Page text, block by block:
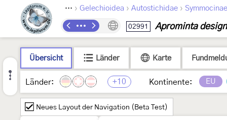
Lepidoptera › Gelechioidea › Autostichidae › Symmocinae
02991 Aprominta
Übersicht Länder Karte
Länder: +10 Kontinente: EU
Neues Layout der Navigation (Beta Test)